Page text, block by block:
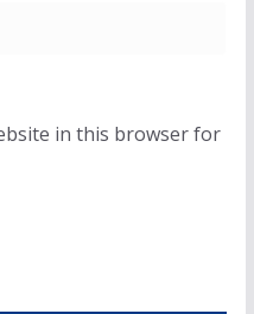
in this browser for